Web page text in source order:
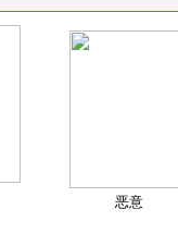
恶意